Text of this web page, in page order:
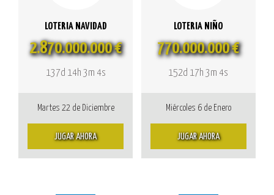
LOTERIA NAVIDAD
2.870.000.000 €
137d 14h 3m 4s
Martes 22 de Diciembre
JUGAR AHORA
LOTERIA NIÑO
770.000.000 €
152d 17h 3m 4s
Miércoles 6 de Enero
JUGAR AHORA